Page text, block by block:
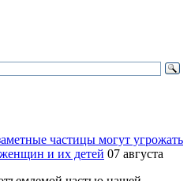
частицы могут угрожать
и их детей 07 августа